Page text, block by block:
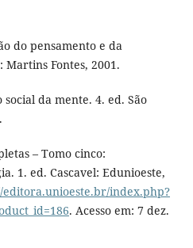
do pensamento e da
Martins Fontes, 2001.
social da mente. 4. ed. São
– Tomo cinco:
1. ed. Cascavel: Edunioeste,
editora.unioeste.br/index.php?
. Acesso em: 7 dez.